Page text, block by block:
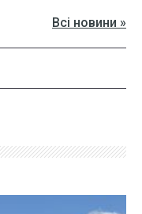
Всі новини »